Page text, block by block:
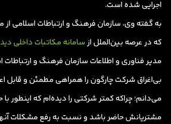
اجرایی شده است.
به گفته وی، سازمان فرهنگ و ارتباطات اسلامی
که در عرصه بین‌الملل از سامانه مکاتبات داخلی
مدیر فناوری و اطلاعات سازمان فرهنگ و
بی‌اغراق شرکت چارگون را همراهی مطمئن و قابل
می‌دانم؛ چراکه کمتر شرکتی را دیده‌ام که اینطور
مشتریانش حاضر باشد و نسبت به رفع مشکلات